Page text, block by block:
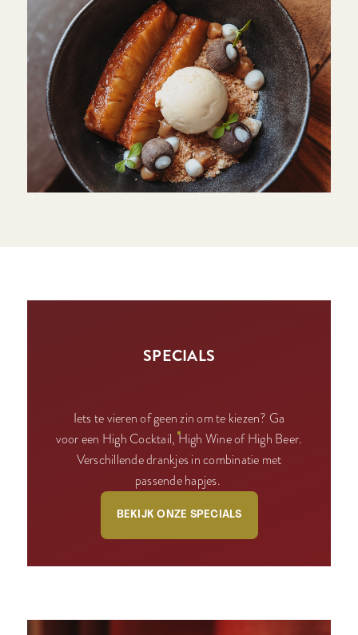
SPECIALS
Iets te vieren of geen zin om te kiezen? Ga
voor een High Cocktail, High Wine of High Beer.
Verschillende drankjes in combinatie met
passende hapjes.
BEKIJK ONZE SPECIALS